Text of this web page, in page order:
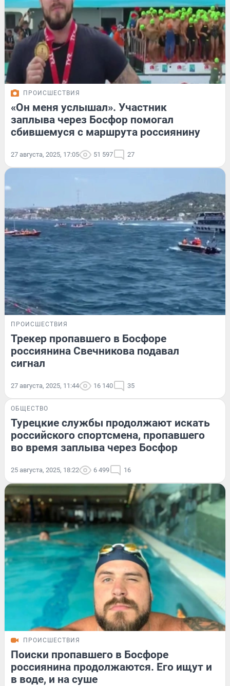
ПРОИСШЕСТВИЯ
«Он меня услышал». Участник
заплыва через Босфор помогал
сбившемуся с маршрута россиянину
27 августа, 2025, 17:05 51 597 27
ПРОИСШЕСТВИЯ
Трекер пропавшего в Босфоре
россиянина Свечникова подавал
сигнал
27 августа, 2025, 11:44 16 140 35
ОБЩЕСТВО
Турецкие службы продолжают искать
российского спортсмена, пропавшего
во время заплыва через Босфор
25 августа, 2025, 18:22 6 499 16
ПРОИСШЕСТВИЯ
Поиски пропавшего в Босфоре
россиянина продолжаются. Его ищут и
в воде, и на суше